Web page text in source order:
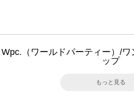
Wpc.（ワールドパーティー）/
ップ
もっと見る